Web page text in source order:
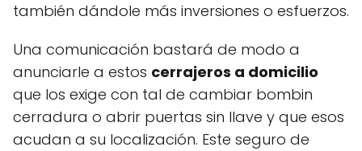
también dándole más inversiones o esfuerzos.
Una comunicación bastará de modo a
anunciarle a estos cerrajeros a domicilio
que los exige con tal de cambiar bombin
cerradura o abrir puertas sin llave y que esos
acudan a su localización. Este seguro de